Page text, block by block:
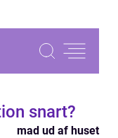
snart?
mad ud af huset